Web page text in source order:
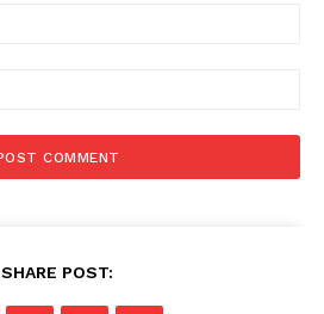
SHARE POST: